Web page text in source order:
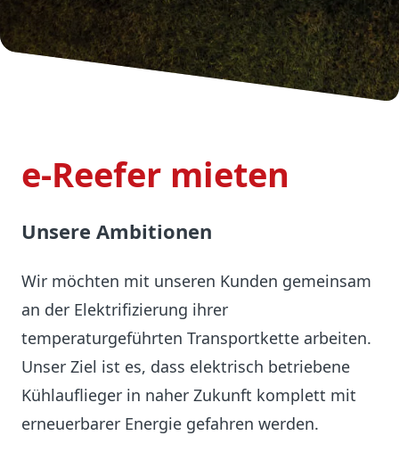
e-Reefer mieten
Unsere Ambitionen
Wir möchten mit unseren Kunden gemeinsam
an der Elektrifizierung ihrer
temperaturgeführten Transportkette arbeiten.
Unser Ziel ist es, dass elektrisch betriebene
Kühlauflieger in naher Zukunft komplett mit
erneuerbarer Energie gefahren werden.